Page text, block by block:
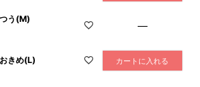
う(M)
—
きめ(L) カートに入れる